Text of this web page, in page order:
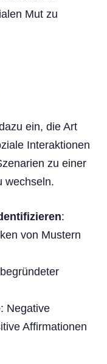
Mut zu
ein, die Art
Interaktionen
zu einer
wechseln.
:
von Mustern
: Negative
Affirmationen